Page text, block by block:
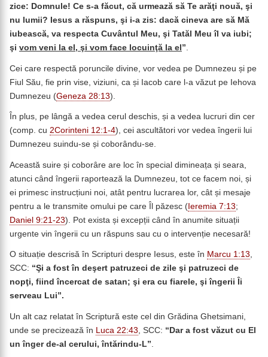
zice: Domnule! Ce s-a făcut, că urmează să Te arăţi nouă, şi
nu lumii? Iesus a răspuns, şi i-a zis: dacă cineva are să Mă
iubească, va respecta Cuvântul Meu, şi Tatăl Meu îl va iubi;
şi vom veni la el, şi vom face locuinţă la el ”.
Cei care respectă poruncile divine, vor vedea pe Dumnezeu și pe
Fiul Său, fie prin vise, viziuni, ca și Iacob care l-a văzut pe Iehova
Dumnezeu (Geneza 28:13).
În plus, pe lângă a vedea cerul deschis, și a vedea lucruri din cer
(comp. cu 2Corinteni 12:1-4), cei ascultători vor vedea îngerii lui
Dumnezeu suindu-se și coborându-se.
Această suire și coborâre are loc în special dimineața și seara,
atunci când îngerii raportează la Dumnezeu, tot ce facem noi, și
ei primesc instrucțiuni noi, atât pentru lucrarea lor, cât și mesaje
pentru a le transmite omului pe care Îl păzesc (Ieremia 7:13;
Daniel 9:21-23). Pot exista și excepții când în anumite situații
urgente vin îngerii cu un răspuns sau cu o intervenție necesară!
O situație descrisă în Scripturi despre Iesus, este în Marcu 1:13,
SCC: “Şi a fost în deşert patruzeci de zile şi patruzeci de
nopţi, fiind încercat de satan; şi era cu fiarele, şi îngerii Îi
serveau Lui”.
Un alt caz relatat în Scriptură este cel din Grădina Ghetsimani,
unde se precizează în Luca 22:43 , SCC: “Dar a fost văzut cu El
un înger de-al cerului, întărindu-L”